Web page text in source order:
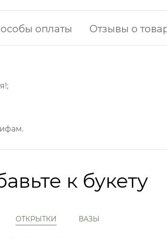
оплаты Отзывы о
к букету
ОТКРЫТКИ ВАЗЫ